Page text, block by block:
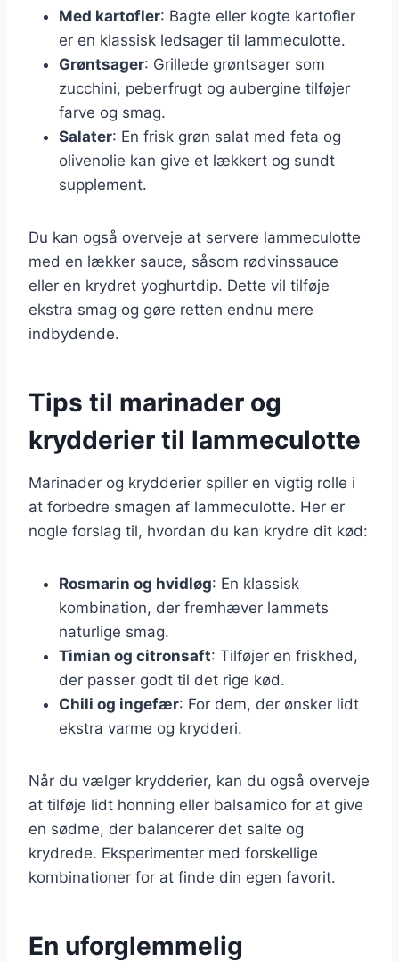
Med kartofler: Bagte eller kogte kartofler
er en klassisk ledsager til lammeculotte.
Grøntsager: Grillede grøntsager som
zucchini, peberfrugt og aubergine tilføjer
farve og smag.
Salater: En frisk grøn salat med feta og
olivenolie kan give et lækkert og sundt
supplement.
Du kan også overveje at servere lammeculotte
med en lækker sauce, såsom rødvinssauce
eller en krydret yoghurtdip. Dette vil tilføje
ekstra smag og gøre retten endnu mere
indbydende.
Tips til marinader og
krydderier til lammeculotte
Marinader og krydderier spiller en vigtig rolle i
at forbedre smagen af lammeculotte. Her er
nogle forslag til, hvordan du kan krydre dit kød:
Rosmarin og hvidløg: En klassisk
kombination, der fremhæver lammets
naturlige smag.
Timian og citronsaft: Tilføjer en friskhed,
der passer godt til det rige kød.
Chili og ingefær: For dem, der ønsker lidt
ekstra varme og krydderi.
Når du vælger krydderier, kan du også overveje
at tilføje lidt honning eller balsamico for at give
en sødme, der balancerer det salte og
krydrede. Eksperimenter med forskellige
kombinationer for at finde din egen favorit.
En uforglemmelig